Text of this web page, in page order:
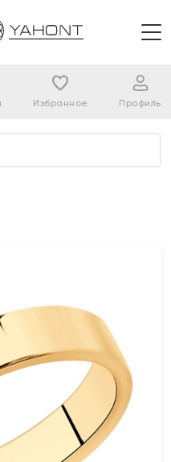
Избранное Профиль